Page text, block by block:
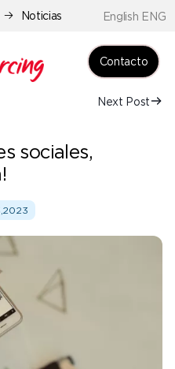
Noticias English ENG
Contacto
Next Post
sociales,